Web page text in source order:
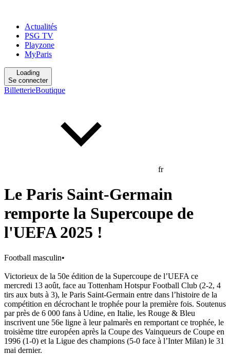
Actualités
PSG TV
Playzone
MyParis
Loading
Se connecter
BilletterieBoutique
fr
Le Paris Saint-Germain
remporte la Supercoupe de
l'UEFA 2025 !
Football masculin•
Victorieux de la 50e édition de la Supercoupe de l’UEFA ce
mercredi 13 août, face au Tottenham Hotspur Football Club (2-2, 4
tirs aux buts à 3), le Paris Saint-Germain entre dans l’histoire de la
compétition en décrochant le trophée pour la première fois. Soutenus
par près de 6 000 fans à Udine, en Italie, les Rouge & Bleu
inscrivent une 56e ligne à leur palmarès en remportant ce trophée, le
troisième titre européen après la Coupe des Vainqueurs de Coupe en
1996 (1-0) et la Ligue des champions (5-0 face à l’Inter Milan) le 31
mai dernier.